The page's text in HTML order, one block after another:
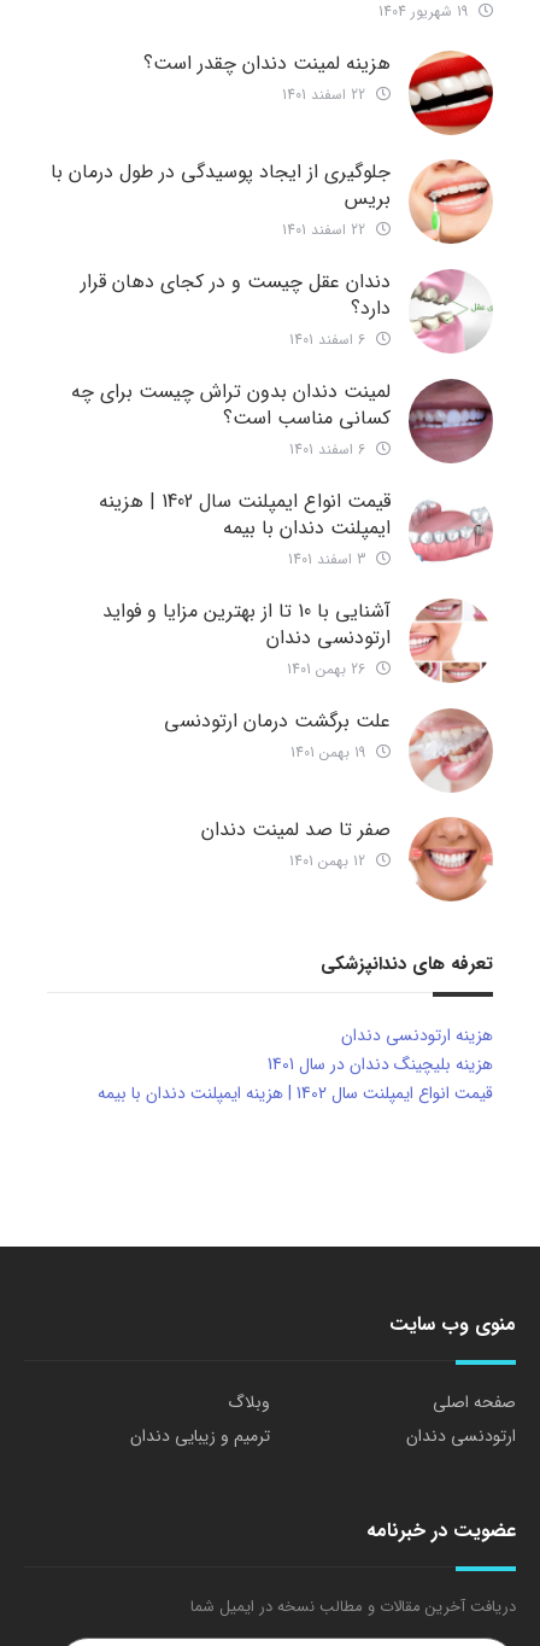
هزینه لمینت دندان چقدر است؟
جلوگیری از ایجاد پوسیدگی در طول درمان با
بریس
دندان عقل چیست و در کجای دهان قرار
دارد؟
لمینت دندان بدون تراش چیست برای چه
کسانی مناسب است؟
قیمت انواع ایمپلنت سال 1402 | هزینه
ایمپلنت دندان با بیمه
آشنایی با 10 تا از بهترین مزایا و فواید
ارتودنسی دندان
علت برگشت درمان ارتودنسی
صفر تا صد لمینت دندان
تعرفه های دندانپزشکی
هزینه ارتودنسی دندان
هزینه بلیچینگ دندان در سال 1401
قیمت انواع ایمپلنت سال 1402 | هزینه ایمپلنت دندان با بیمه
منوی وب سایت
صفحه اصلی
وبلاگ
ارتودنسی دندان
ترمیم و زیبایی دندان
عضویت در خبرنامه
دریافت آخرین مقالات و مطالب نسخه در ایمیل شما